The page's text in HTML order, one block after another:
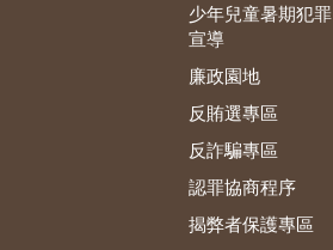
少年兒童暑期犯罪
宣導
廉政園地
反賄選專區
反詐騙專區
認罪協商程序
揭弊者保護專區